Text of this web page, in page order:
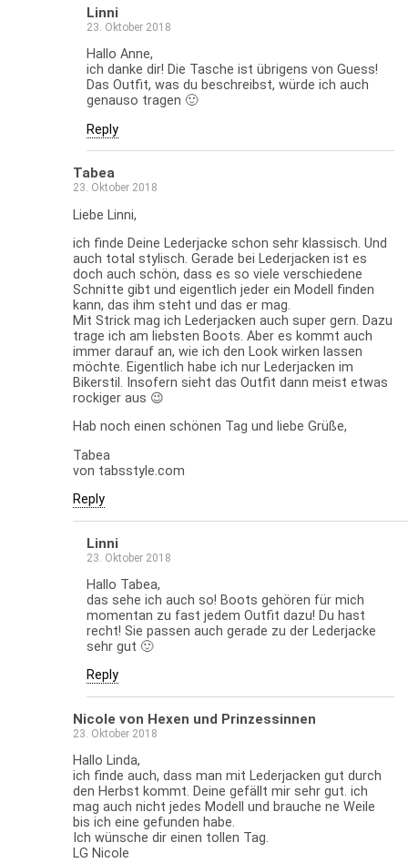
Linni
23. Oktober 2018
Hallo Anne,
ich danke dir! Die Tasche ist übrigens von Guess!
Das Outfit, was du beschreibst, würde ich auch
genauso tragen 🙂
Reply
Tabea
23. Oktober 2018
Liebe Linni,
ich finde Deine Lederjacke schon sehr klassisch. Und
auch total stylisch. Gerade bei Lederjacken ist es
doch auch schön, dass es so viele verschiedene
Schnitte gibt und eigentlich jeder ein Modell finden
kann, das ihm steht und das er mag.
Mit Strick mag ich Lederjacken auch super gern. Dazu
trage ich am liebsten Boots. Aber es kommt auch
immer darauf an, wie ich den Look wirken lassen
möchte. Eigentlich habe ich nur Lederjacken im
Bikerstil. Insofern sieht das Outfit dann meist etwas
rockiger aus 😉
Hab noch einen schönen Tag und liebe Grüße,
Tabea
von tabsstyle.com
Reply
Linni
23. Oktober 2018
Hallo Tabea,
das sehe ich auch so! Boots gehören für mich
momentan zu fast jedem Outfit dazu! Du hast
recht! Sie passen auch gerade zu der Lederjacke
sehr gut 🙂
Reply
Nicole von Hexen und Prinzessinnen
23. Oktober 2018
Hallo Linda,
ich finde auch, dass man mit Lederjacken gut durch
den Herbst kommt. Deine gefällt mir sehr gut. ich
mag auch nicht jedes Modell und brauche ne Weile
bis ich eine gefunden habe.
Ich wünsche dir einen tollen Tag.
LG Nicole